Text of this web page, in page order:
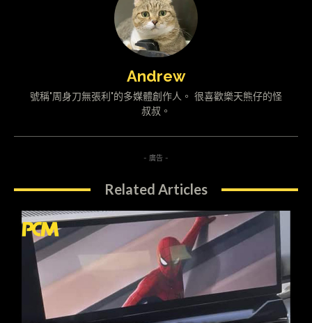
Andrew
號稱"周身刀無張利"的多媒體創作人。 很喜歡樂天熊仔的怪
叔叔。
- 廣告 -
Related Articles